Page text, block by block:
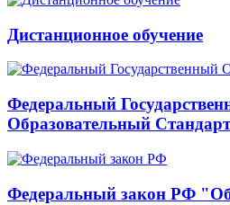
Дистанционное обучение
Федеральный
Образовательный Стандарт
Федеральный закон РФ